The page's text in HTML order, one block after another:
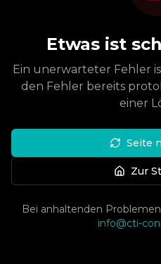
Etwas ist
Ein unerwarteter Fehler
den Fehler bereits
einer
Seite
Zur
Bei anhaltenden
info@cti-